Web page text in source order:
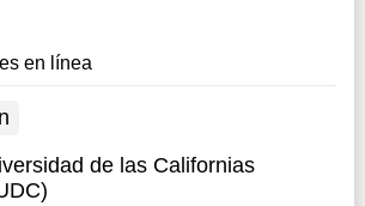
en línea
de las Californias